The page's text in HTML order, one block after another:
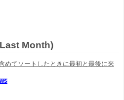
Month)
めてソートしたときに最初と最後に来